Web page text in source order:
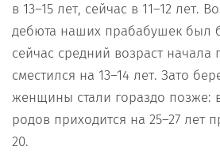
в 13–15 лет, сейчас в 11–12 лет.
дебюта наших прабабушек был
сейчас средний возраст
сместился на 13–14 лет. Зато
женщины стали гораздо позже:
родов приходится на 25–27 лет
20.